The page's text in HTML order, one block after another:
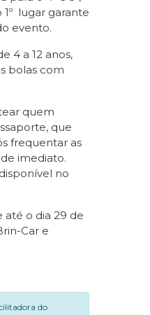
lugar garante
evento.
4 a 12 anos,
bolas com
quem
que
frequentar as
imediato.
no
até o dia 29 de
Car e
do